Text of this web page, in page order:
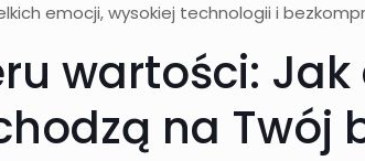
emocji, wysokiej technologii i
wartości: Jak
na Twój